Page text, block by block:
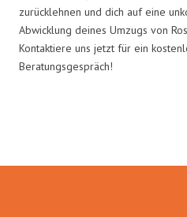
zurücklehnen und dich auf eine
Abwicklung deines Umzugs von
Kontaktiere uns jetzt für ein
Beratungsgespräch!